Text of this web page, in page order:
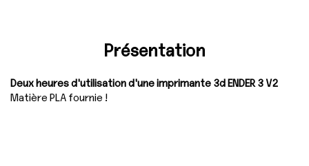
Présentation
Deux heures d'utilisation d'une imprimante 3d ENDER 3 V2
Matière PLA fournie !